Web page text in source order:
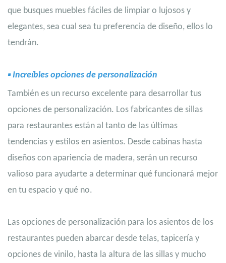
que busques muebles fáciles de limpiar o lujosos y
elegantes, sea cual sea tu preferencia de diseño, ellos lo
tendrán.
▪ Increíbles opciones de personalización
También es un recurso excelente para desarrollar tus
opciones de personalización. Los fabricantes de sillas
para restaurantes están al tanto de las últimas
tendencias y estilos en asientos. Desde cabinas hasta
diseños con apariencia de madera, serán un recurso
valioso para ayudarte a determinar qué funcionará mejor
en tu espacio y qué no.
Las opciones de personalización para los asientos de los
restaurantes pueden abarcar desde telas, tapicería y
opciones de vinilo, hasta la altura de las sillas y mucho